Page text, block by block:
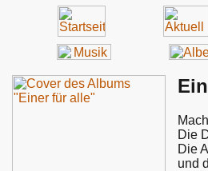
Die
Die
und